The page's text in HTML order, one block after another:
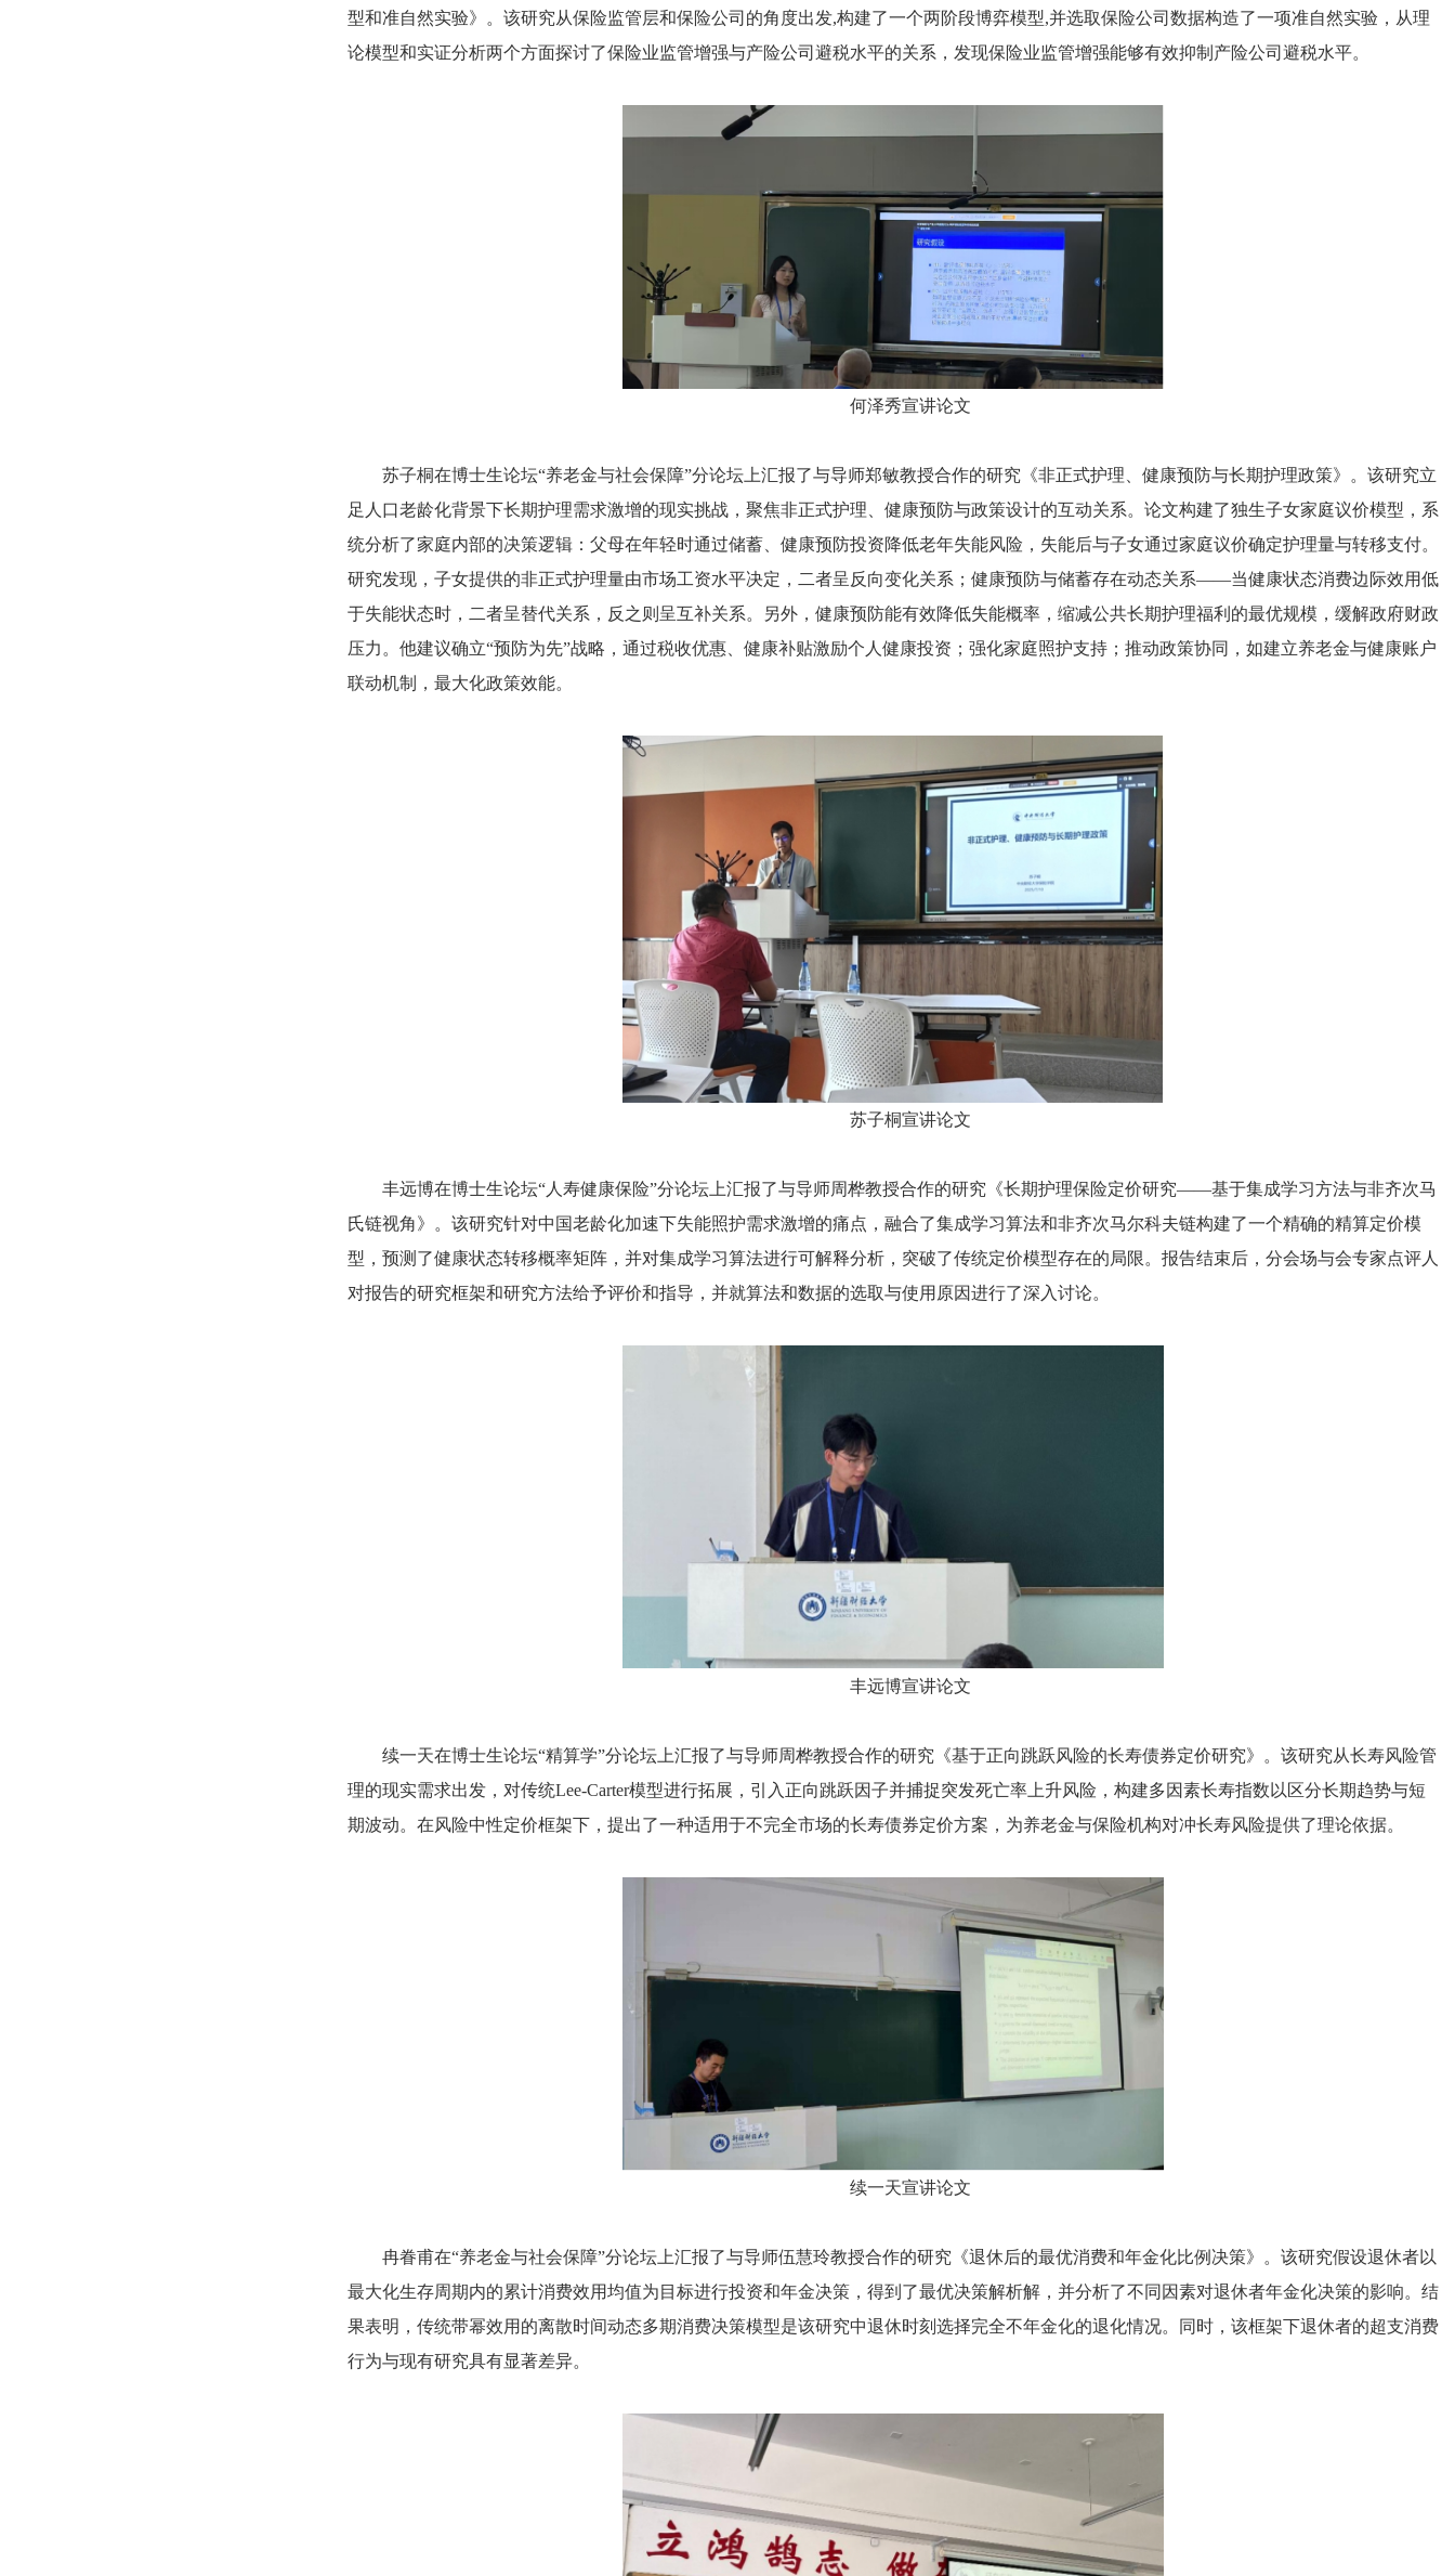
型和准自然实验》。该研究从保险监管层和保险公司的角度出发,构建了一个两阶段博弈模型,并选取保险公司数据构造了一项准自然实验，从理
论模型和实证分析两个方面探讨了保险业监管增强与产险公司避税水平的关系，发现保险业监管增强能够有效抑制产险公司避税水平。
何泽秀宣讲论文
苏子桐在博士生论坛“养老金与社会保障”分论坛上汇报了与导师郑敏教授合作的研究《非正式护理、健康预防与长期护理政策》。该研究立
足人口老龄化背景下长期护理需求激增的现实挑战，聚焦非正式护理、健康预防与政策设计的互动关系。论文构建了独生子女家庭议价模型，系
统分析了家庭内部的决策逻辑：父母在年轻时通过储蓄、健康预防投资降低老年失能风险，失能后与子女通过家庭议价确定护理量与转移支付。
研究发现，子女提供的非正式护理量由市场工资水平决定，二者呈反向变化关系；健康预防与储蓄存在动态关系——当健康状态消费边际效用低
于失能状态时，二者呈替代关系，反之则呈互补关系。另外，健康预防能有效降低失能概率，缩减公共长期护理福利的最优规模，缓解政府财政
压力。他建议确立“预防为先”战略，通过税收优惠、健康补贴激励个人健康投资；强化家庭照护支持；推动政策协同，如建立养老金与健康账户
联动机制，最大化政策效能。
苏子桐宣讲论文
丰远博在博士生论坛“人寿健康保险”分论坛上汇报了与导师周桦教授合作的研究《长期护理保险定价研究——基于集成学习方法与非齐次马
氏链视角》。该研究针对中国老龄化加速下失能照护需求激增的痛点，融合了集成学习算法和非齐次马尔科夫链构建了一个精确的精算定价模
型，预测了健康状态转移概率矩阵，并对集成学习算法进行可解释分析，突破了传统定价模型存在的局限。报告结束后，分会场与会专家点评人
对报告的研究框架和研究方法给予评价和指导，并就算法和数据的选取与使用原因进行了深入讨论。
丰远博宣讲论文
续一天在博士生论坛“精算学”分论坛上汇报了与导师周桦教授合作的研究《基于正向跳跃风险的长寿债券定价研究》。该研究从长寿风险管
理的现实需求出发，对传统Lee-Carter模型进行拓展，引入正向跳跃因子并捕捉突发死亡率上升风险，构建多因素长寿指数以区分长期趋势与短
期波动。在风险中性定价框架下，提出了一种适用于不完全市场的长寿债券定价方案，为养老金与保险机构对冲长寿风险提供了理论依据。
续一天宣讲论文
冉眷甫在“养老金与社会保障”分论坛上汇报了与导师伍慧玲教授合作的研究《退休后的最优消费和年金化比例决策》。该研究假设退休者以
最大化生存周期内的累计消费效用均值为目标进行投资和年金决策，得到了最优决策解析解，并分析了不同因素对退休者年金化决策的影响。结
果表明，传统带幂效用的离散时间动态多期消费决策模型是该研究中退休时刻选择完全不年金化的退化情况。同时，该框架下退休者的超支消费
行为与现有研究具有显著差异。